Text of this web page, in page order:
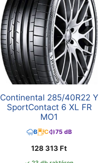
Continental 285/40R22 Y
SportContact 6 XL FR
MO1
B C 75 dB
128 313 Ft